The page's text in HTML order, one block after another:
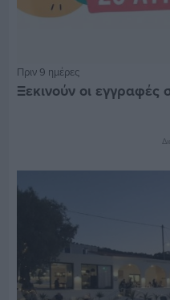
Πριν 9 ημέρες
Ξεκινούν οι εγγραφές